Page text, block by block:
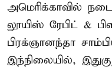
அமெரிக்காவில்
லூயிஸ் ரேபிட் &
பிரக்ஞானந்தா
இந்நிலையில்,